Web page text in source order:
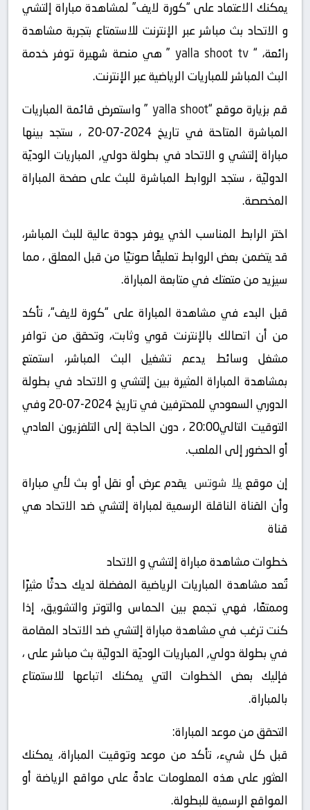
يمكنك الاعتماد على “كورة لايف” لمشاهدة مباراة إلتشي
و الاتحاد بث مباشر عبر الإنترنت للاستمتاع بتجربة مشاهدة
رائعة، “ yalla shoot tv ” هي منصة شهيرة توفر خدمة
البث المباشر للمباريات الرياضية عبر الإنترنت.
قم بزيارة موقع “yalla shoot ” واستعرض قائمة المباريات
المباشرة المتاحة في تاريخ 2024-07-20 ، ستجد بينها
مباراة إلتشي و الاتحاد في بطولة دولي, المباريات الوديّة
الدوليّة ، ستجد الروابط المباشرة للبث على صفحة المباراة
المخصصة.
اختر الرابط المناسب الذي يوفر جودة عالية للبث المباشر،
قد يتضمن بعض الروابط تعليقًا صوتيًا من قبل المعلق ، مما
سيزيد من متعتك في متابعة المباراة.
قبل البدء في مشاهدة المباراة على “كورة لايف“، تأكد
من أن اتصالك بالإنترنت قوي وثابت، وتحقق من توافر
مشغل وسائط يدعم تشغيل البث المباشر، استمتع
بمشاهدة المباراة المثيرة بين إلتشي و الاتحاد في بطولة
الدوري السعودي للمحترفين في تاريخ 2024-07-20 وفي
التوقيت التالي20:00 ، دون الحاجة إلى التلفزيون العادي
أو الحضور إلى الملعب.
إن موقع يلا شوتسيقدم عرض أو نقل أو بث لأي مباراة
وأن القناة الناقلة الرسمية لمباراة إلتشي ضد الاتحاد هي
قناة
خطوات مشاهدة مباراة إلتشي و الاتحاد
تُعد مشاهدة المباريات الرياضية المفضلة لديك حدثًا مثيرًا
وممتعًا، فهي تجمع بين الحماس والتوتر والتشويق، إذا
كنت ترغب في مشاهدة مباراة إلتشي ضد الاتحاد المقامة
في بطولة دولي, المباريات الوديّة الدوليّة بث مباشر على ،
فإليك بعض الخطوات التي يمكنك اتباعها للاستمتاع
بالمباراة.
التحقق من موعد المباراة:
قبل كل شيء، تأكد من موعد وتوقيت المباراة، يمكنك
العثور على هذه المعلومات عادةً على مواقع الرياضة أو
المواقع الرسمية للبطولة.